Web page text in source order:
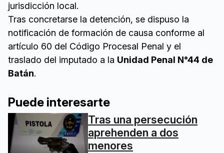
jurisdicción local.
Tras concretarse la detención, se dispuso la
notificación de formación de causa conforme al
artículo 60 del Código Procesal Penal y el
traslado del imputado a la Unidad Penal N°44 de
Batán.
Puede interesarte
Tras una persecución
aprehenden a dos
menores